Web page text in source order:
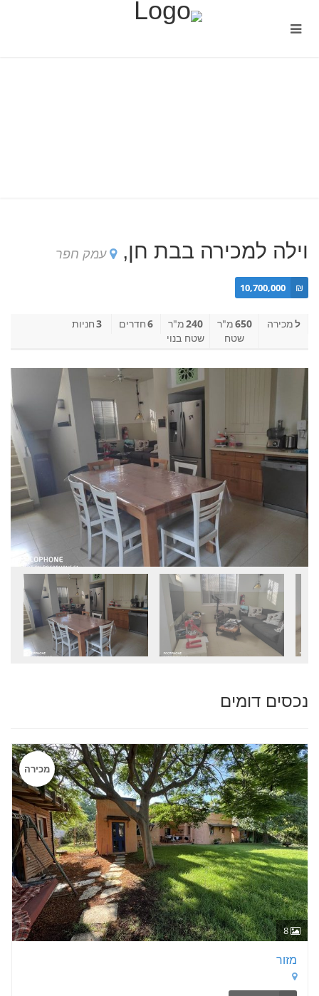
וילה למכירה בבת חן, עמק חפר
₪
10,700,000
למכירה 650מ"ר
שטח
240מ"ר
שטח בנוי
6חדרים 3חניות
נכסים דומים
8
מכירה
מזור